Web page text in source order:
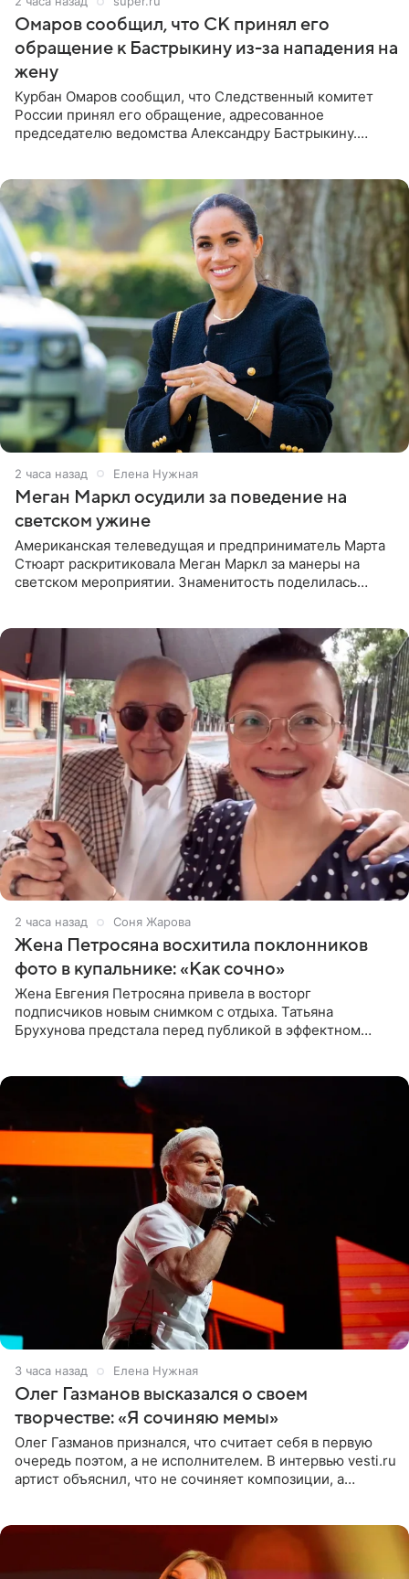
Омаров сообщил, что СК принял его
обращение к Бастрыкину из-за нападения на
жену
Курбан Омаров сообщил, что Следственный комитет
России принял его обращение, адресованное
председателю ведомства Александру Бастрыкину.
2 часа назад Елена Нужная
Меган Маркл осудили за поведение на
светском ужине
Американская телеведущая и предприниматель Марта
Стюарт раскритиковала Меган Маркл за манеры на
светском мероприятии. Знаменитость поделилась
2 часа назад Соня Жарова
Жена Петросяна восхитила поклонников
фото в купальнике: «Как сочно»
Жена Евгения Петросяна привела в восторг
подписчиков новым снимком с отдыха. Татьяна
Брухунова предстала перед публикой в эффектном
3 часа назад Елена Нужная
Олег Газманов высказался о своем
творчестве: «Я сочиняю мемы»
Олег Газманов признался, что считает себя в первую
очередь поэтом, а не исполнителем. В интервью vesti.ru
артист объяснил, что не сочиняет композиции, а